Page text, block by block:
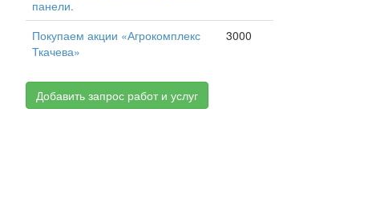
панели.
Покупаем акции «Агрокомплекс
Ткачева»
3000
Добавить запрос работ и услуг